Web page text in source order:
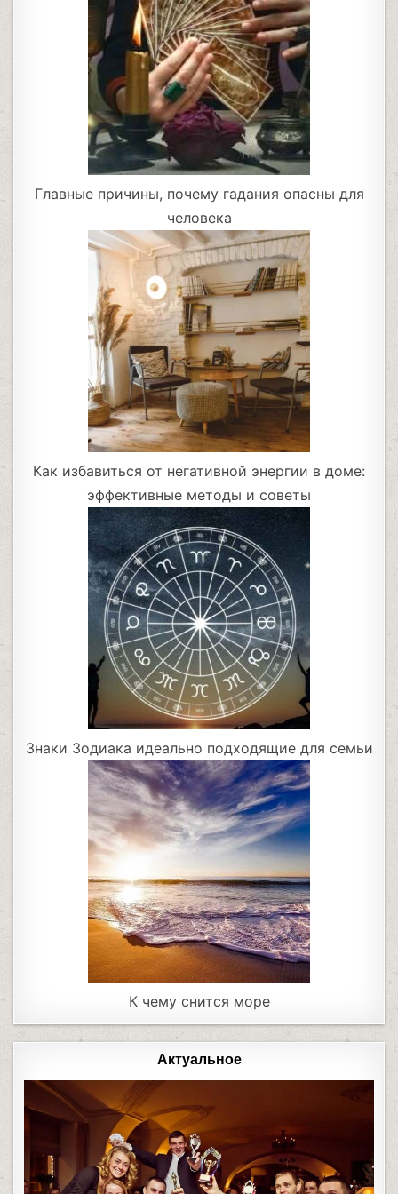
Главные причины, почему гадания опасны для
человека
Как избавиться от негативной энергии в доме:
эффективные методы и советы
Знаки Зодиака идеально подходящие для семьи
К чему снится море
Актуальное